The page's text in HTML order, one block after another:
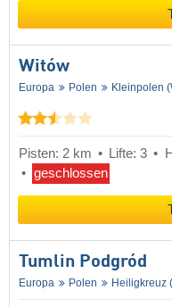
Witów
Europa Polen Kleinpolen
Pisten: 2 km Lifte: 3
geschlossen
Tumlin Podgród
Europa Polen Heiligkreuz